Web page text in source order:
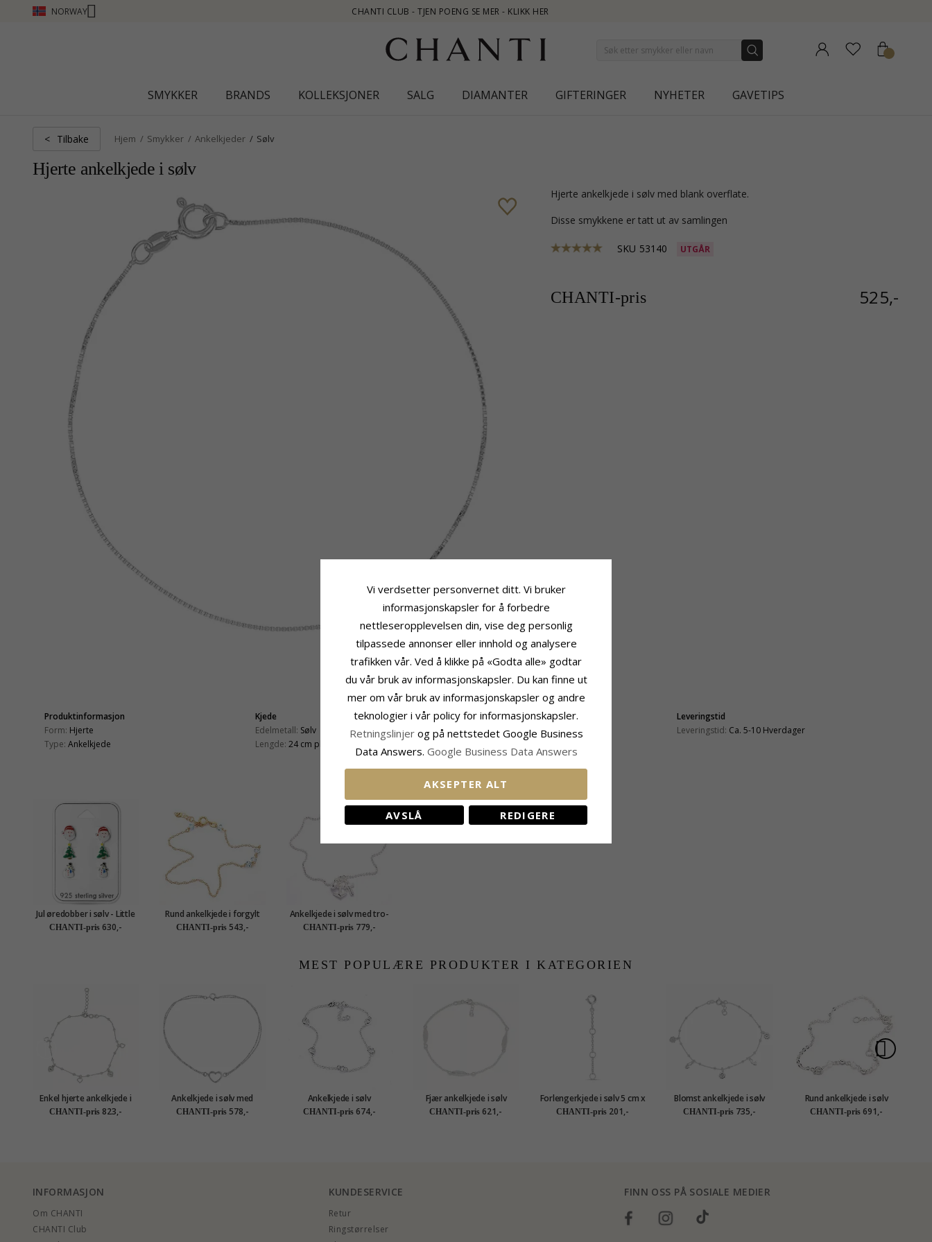
NORWAY
SMYKKER BRANDS KOLLEKSJONER SALG DIAMANTER GIFTERINGER NYHETER GAVETIPS
< Tilbake Hjem Smykker Ankelkjeder Sølv
Hjerte ankelkjede i sølv
hjerte ankelkjede i sølv med blank overflate.
Disse smykkene er tatt ut av samlingen
SKU 53140 UTGÅR
CHANTI-pris 525,-
Produktinformasjon
Form: Hjerte
Type: Ankelkjede
Kjede
Edelmetall: Sølv
Lengde: 24 cm pluss 3 cm
Fatning
Bredde: 0,70 mm
Leveringstid
Leveringstid: Ca. 5-10 Hverdager
KUNDER KJØPER OGSÅ
Jul øredobber i sølv - Little
Ones
CHANTI-pris 630,-
Rund ankelkjede i forgylt
sølv
CHANTI-pris 543,-
Ankelkjede i sølv med tro-
håp-kjærlighet i sølv
CHANTI-pris 779,-
MEST POPULÆRE PRODUKTER I KATEGORIEN
Enkel hjerte ankelkjede i
sølv
CHANTI-pris 823,-
Ankelkjede i sølv med
hjerteanheng i sølv
CHANTI-pris 578,-
Ankelkjede i sølv
CHANTI-pris 674,-
Fjær ankelkjede i sølv
CHANTI-pris 621,-
Forlengerkjede i sølv 5 cm x
1,0 mm
CHANTI-pris 201,-
Blomst ankelkjede i sølv
CHANTI-pris 735,-
Rund ankelkjede i sølv
CHANTI-pris 691,-
INFORMASJON
Om CHANTI
CHANTI Club
KUNDESERVICE
Retur
Ringstørrelser
FINN OSS PÅ SOSIALE MEDIER
Vi verdsetter personvernet ditt. Vi bruker
informasjonskapsler for å forbedre
nettleseropplevelsen din, vise deg personlig
tilpassede annonser eller innhold og analysere
trafikken vår. Ved å klikke på «Godta alle» godtar
du vår bruk av informasjonskapsler. Du kan finne ut
mer om vår bruk av informasjonskapsler og andre
teknologier i vår policy for informasjonskapsler.
Retningslinjer og på nettstedet Google Business
Data Answers. Google Business Data Answers
AKSEPTER ALT
AVSLÅ REDIGERE